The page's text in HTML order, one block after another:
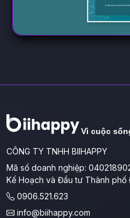
Vì cuộc
CÔNG TY TNHH BIIHAPPY
Mã số doanh nghiệp:
Kế Hoạch và Đầu tư Thành phố
0906.521.623
info@biihappy.com